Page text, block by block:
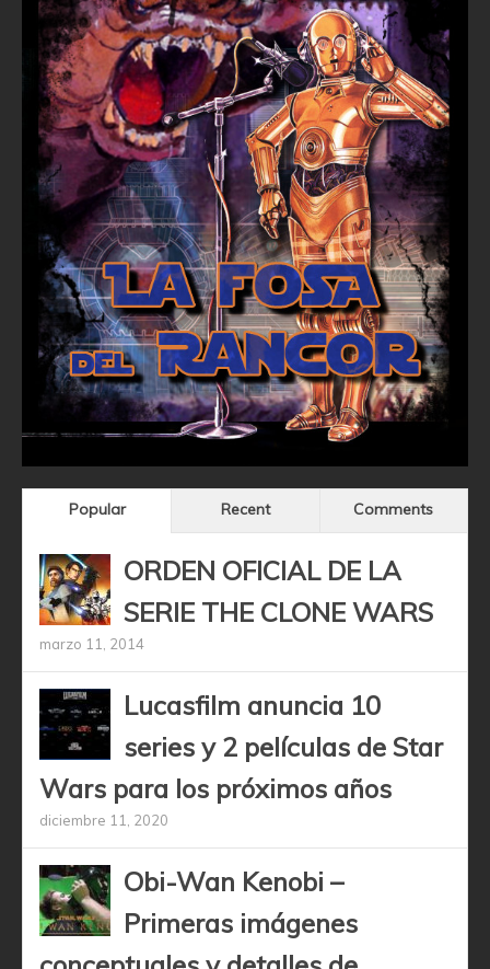
Popular Recent Comments
ORDEN OFICIAL DE LA
SERIE THE CLONE WARS
marzo 11, 2014
Lucasfilm anuncia 10
series y 2 películas de Star
Wars para los próximos años
diciembre 11, 2020
Obi-Wan Kenobi –
Primeras imágenes